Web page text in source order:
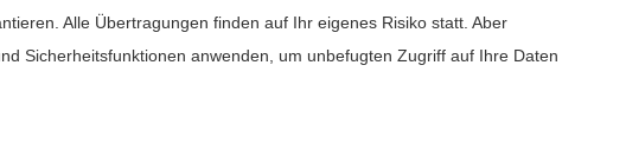
Alle Übertragungen finden auf Ihr eigenes Risiko statt. Aber
Sicherheitsfunktionen anwenden, um unbefugten Zugriff auf Ihre Daten